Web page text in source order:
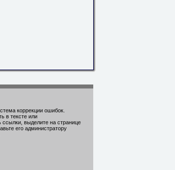
коррекции ошибок.
в тексте или
ссылки, выделите на странице
его администратору